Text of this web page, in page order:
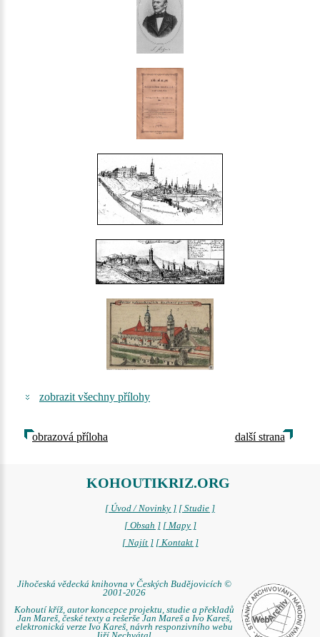
zobrazit všechny přílohy
obrazová příloha další strana
KOHOUTIKRIZ.ORG
[ Úvod / Novinky ] [ Studie ]
[ Obsah ] [ Mapy ]
[ Najít ] [ Kontakt ]
Jihočeská vědecká knihovna v Českých Budějovicích ©
2001-2026
Kohoutí kříž, autor koncepce projektu, studie a překladů
Jan Mareš, české texty a rešerše Jan Mareš a Ivo Kareš,
elektronická verze Ivo Kareš, návrh responzivního webu